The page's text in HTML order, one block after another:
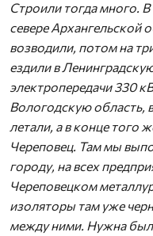
Строили тогда много. В
севере Архангельской
возводили, потом на
ездили в
электропередачи 330
Вологодскую область,
летали, а в конце того
Череповец. Там мы
городу, на всех
Череповецком
изоляторы там уже
между ними. Нужна